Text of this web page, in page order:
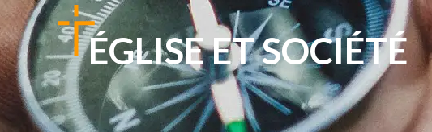
ÉGLISE ET SOCIÉTÉ